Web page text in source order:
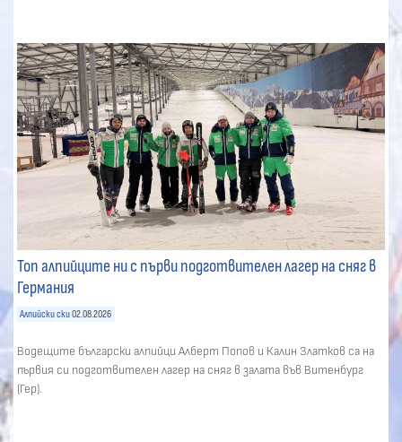
Топ алпийците ни с първи подготвителен лагер на сняг в
Германия
Алпийски ски 02.08.2026
Водещите български алпийци Алберт Попов и Калин Златков са на
първия си подготвителен лагер на сняг в залата във Витенбург
(Гер).